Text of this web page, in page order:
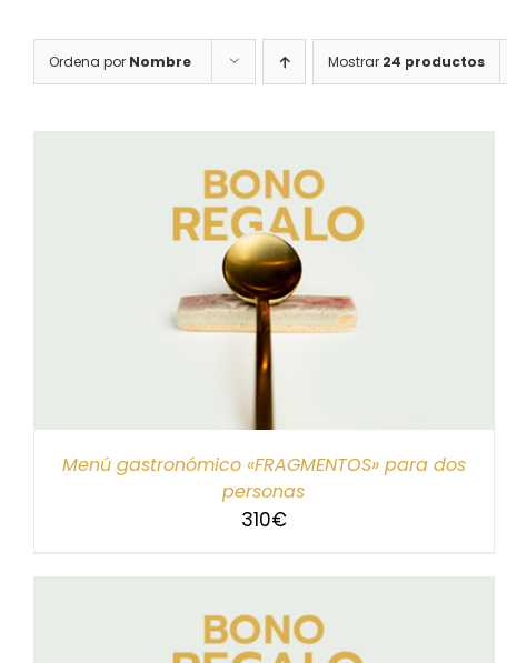
Ordena por Nombre Mostrar 24 productos
Menú gastronómico «FRAGMENTOS» para dos
personas
310€
SELECCIONAR IMPORTE